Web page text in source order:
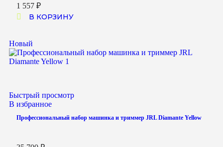
1 557 ₽
В КОРЗИНУ
Новый
Быстрый просмотр
В избранное
Профессиональный набор машинка и триммер JRL Diamante Yellow